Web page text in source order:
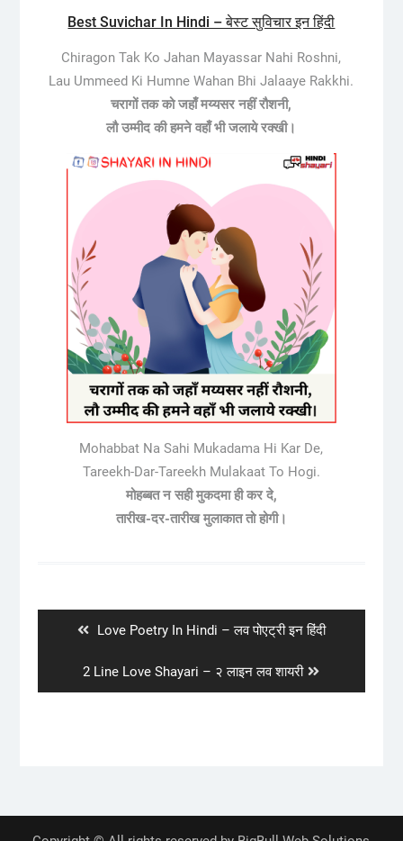
Best Suvichar In Hindi – बेस्ट सुविचार इन हिंदी
Chiragon Tak Ko Jahan Mayassar Nahi Roshni,
Lau Ummeed Ki Humne Wahan Bhi Jalaaye Rakkhi.
चरागों तक को जहाँ मय्यसर नहीं रौशनी,
लौ उम्मीद की हमने वहाँ भी जलाये रक्खी।
Mohabbat Na Sahi Mukadama Hi Kar De,
Tareekh-Dar-Tareekh Mulakaat To Hogi.
मोहब्बत न सही मुकदमा ही कर दे,
तारीख-दर-तारीख मुलाकात तो होगी।
Previous
Love Poetry In Hindi – लव पोएट्री इन हिंदी
Next
post:
2 Line Love Shayari – २ लाइन लव शायरी